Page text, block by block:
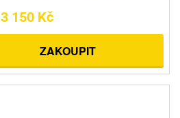
3 150 Kč
ZAKOUPIT